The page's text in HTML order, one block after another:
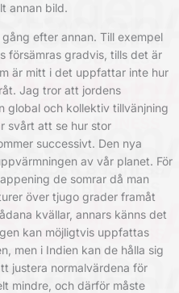
annan bild.
gång efter annan. Till exempel
försämras gradvis, tills det är
är mitt i det uppfattar inte hur
Jag tror att jordens
global och kollektiv tillvänjning
svårt att se hur stor
successivt. Den nya
av vår planet. För
de somrar då man
över tjugo grader framåt
kvällar, annars känns det
kan möjligtvis uppfattas
men i Indien kan de hålla sig
justera normalvärdena för
mindre, och därför måste